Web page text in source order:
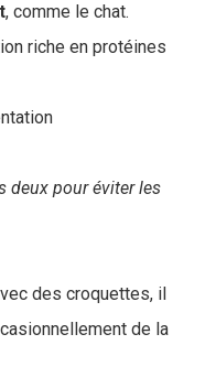
, comme le chat.
riche en protéines
deux pour éviter les
des croquettes, il
de la